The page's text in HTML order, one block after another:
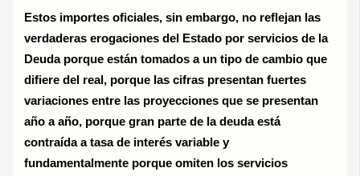
Estos importes oficiales, sin embargo, no reflejan las
verdaderas erogaciones del Estado por servicios de la
Deuda porque están tomados a un tipo de cambio que
difiere del real, porque las cifras presentan fuertes
variaciones entre las proyecciones que se presentan
año a año, porque gran parte de la deuda está
contraída a tasa de interés variable y
fundamentalmente porque omiten los servicios